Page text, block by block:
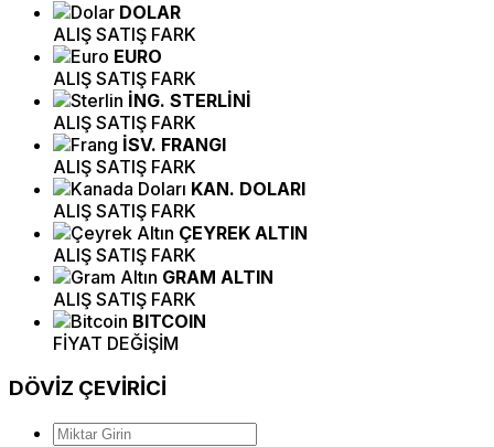
DOLAR
ALIŞ SATIŞ FARK
EURO
ALIŞ SATIŞ FARK
İNG. STERLİNİ
ALIŞ SATIŞ FARK
İSV. FRANGI
ALIŞ SATIŞ FARK
KAN. DOLARI
ALIŞ SATIŞ FARK
ÇEYREK ALTIN
ALIŞ SATIŞ FARK
GRAM ALTIN
ALIŞ SATIŞ FARK
BITCOIN
FİYAT DEĞİŞİM
DÖVİZ ÇEVİRİCİ